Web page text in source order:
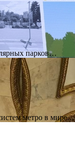
парков…
метро в